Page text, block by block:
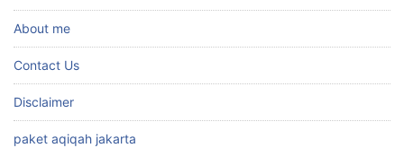
About me
Contact Us
Disclaimer
paket aqiqah jakarta